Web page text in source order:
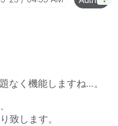
なく機能しますね…。
致します。